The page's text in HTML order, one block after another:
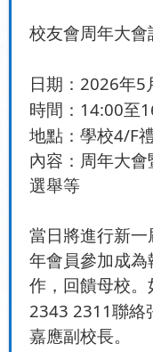
校友會周年大會
日期： 2026年5
時間： 14:00至
地點：學校4/F
內容：周年大
選舉等
當日將進行新
年會員參加成為
作，回饋母校
2343 2311聯絡
嘉應副校長。